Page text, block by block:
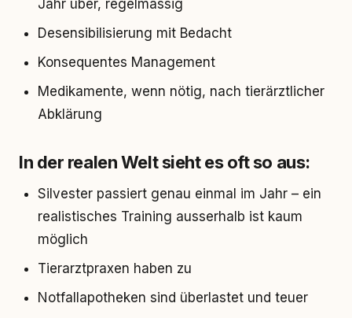
Jahr über, regelmässig
Desensibilisierung mit Bedacht
Konsequentes Management
Medikamente, wenn nötig, nach tierärztlicher
Abklärung
In der realen Welt sieht es oft so aus:
Silvester passiert genau einmal im Jahr – ein
realistisches Training ausserhalb ist kaum
möglich
Tierarztpraxen haben zu
Notfallapotheken sind überlastet und teuer